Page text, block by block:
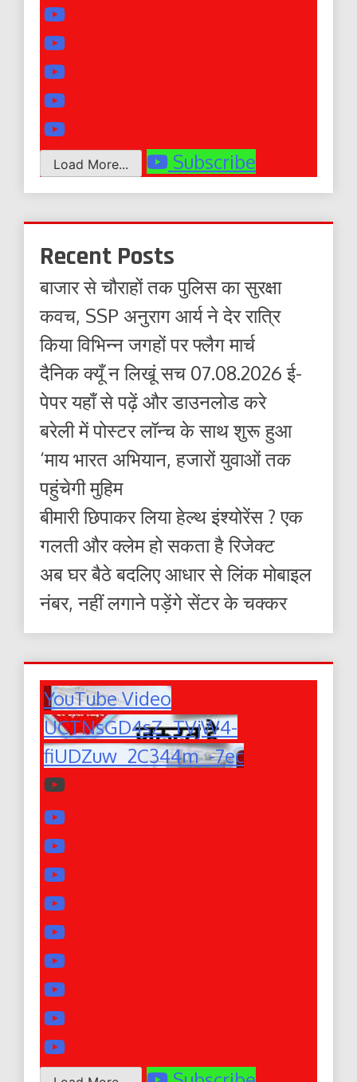
Load More... Subscribe
Recent Posts
बाजार से चौराहों तक पुलिस का सुरक्षा
कवच, SSP अनुराग आर्य ने देर रात्रि
किया विभिन्न जगहों पर फ्लैग मार्च
दैनिक क्यूँ न लिखूं सच 07.08.2026 ई-
पेपर यहाँ से पढ़ें और डाउनलोड करे
बरेली में पोस्टर लॉन्च के साथ शुरू हुआ
‘माय भारत अभियान, हजारों युवाओं तक
पहुंचेगी मुहिम
बीमारी छिपाकर लिया हेल्थ इंश्योरेंस ? एक
गलती और क्लेम हो सकता है रिजेक्ट
अब घर बैठे बदलिए आधार से लिंक मोबाइल
नंबर, नहीं लगाने पड़ेंगे सेंटर के चक्कर
YouTube Video
UCTNsGD4sZ_TVjW4-
fiUDZuw_2C344m_-7ec